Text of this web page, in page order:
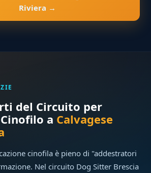
Riviera →
del Circuito per
a Calvagese
cinofila è pieno di "addestratori
Nel circuito Dog Sitter Brescia